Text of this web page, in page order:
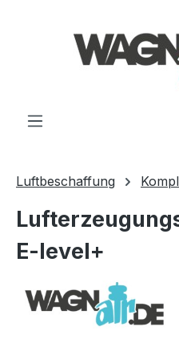
Luftbeschaffung
E-level+